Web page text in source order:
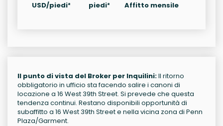
USD/piedi² piedi² Affitto mensile
Il punto di vista del Broker per Inquilini:Il ritorno
obbligatorio in ufficio sta facendo salire i canoni di
locazione a 16 West 39th Street. Si prevede che questa
tendenza continui. Restano disponibili opportunità di
subaffitto a 16 West 39th Street e nella vicina zona di Penn
Plaza/Garment.